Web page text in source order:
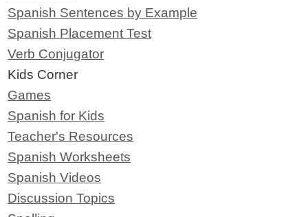
Spanish Sentences by Example
Spanish Placement Test
Verb Conjugator
Kids Corner
Games
Spanish for Kids
Teacher's Resources
Spanish Worksheets
Spanish Videos
Discussion Topics